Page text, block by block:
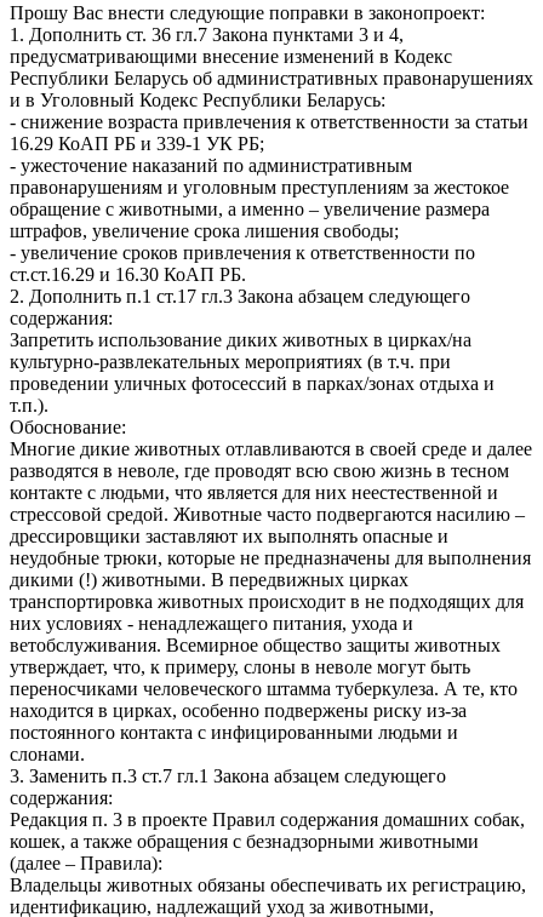
Прошу Вас внести следующие поправки в законопроект:
1. Дополнить ст. 36 гл.7 Закона пунктами 3 и 4,
предусматривающими внесение изменений в Кодекс
Республики Беларусь об административных правонарушениях
и в Уголовный Кодекс Республики Беларусь:
- снижение возраста привлечения к ответственности за статьи
16.29 КоАП РБ и 339-1 УК РБ;
- ужесточение наказаний по административным
правонарушениям и уголовным преступлениям за жестокое
обращение с животными, а именно – увеличение размера
штрафов, увеличение срока лишения свободы;
- увеличение сроков привлечения к ответственности по
ст.ст.16.29 и 16.30 КоАП РБ.
2. Дополнить п.1 ст.17 гл.3 Закона абзацем следующего
содержания:
Запретить использование диких животных в цирках/на
культурно-развлекательных мероприятиях (в т.ч. при
проведении уличных фотосессий в парках/зонах отдыха и
т.п.).
Обоснование:
Многие дикие животных отлавливаются в своей среде и далее
разводятся в неволе, где проводят всю свою жизнь в тесном
контакте с людьми, что является для них неестественной и
стрессовой средой. Животные часто подвергаются насилию –
дрессировщики заставляют их выполнять опасные и
неудобные трюки, которые не предназначены для выполнения
дикими (!) животными. В передвижных цирках
транспортировка животных происходит в не подходящих для
них условиях - ненадлежащего питания, ухода и
ветобслуживания. Всемирное общество защиты животных
утверждает, что, к примеру, слоны в неволе могут быть
переносчиками человеческого штамма туберкулеза. А те, кто
находится в цирках, особенно подвержены риску из-за
постоянного контакта с инфицированными людьми и
слонами.
3. Заменить п.3 ст.7 гл.1 Закона абзацем следующего
содержания:
Редакция п. 3 в проекте Правил содержания домашних собак,
кошек, а также обращения с безнадзорными животными
(далее – Правила):
Владельцы животных обязаны обеспечивать их регистрацию,
идентификацию, надлежащий уход за животными,